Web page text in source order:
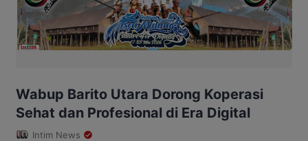
Wabup Barito Utara Dorong Koperasi
Sehat dan Profesional di Era Digital
Intim News